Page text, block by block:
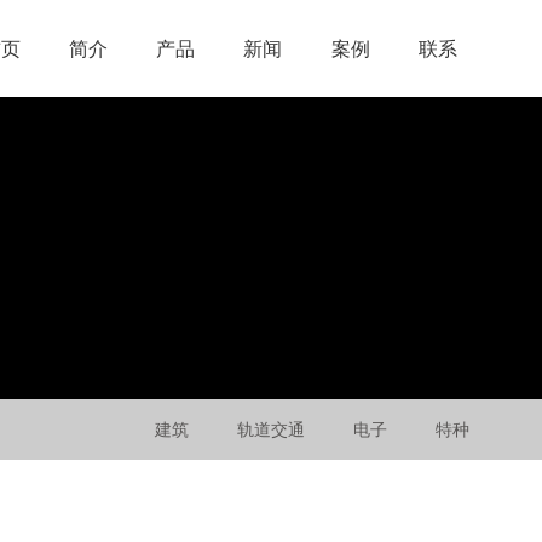
简介 产品 新闻 案例 联系
建筑 轨道交通 电子 特种